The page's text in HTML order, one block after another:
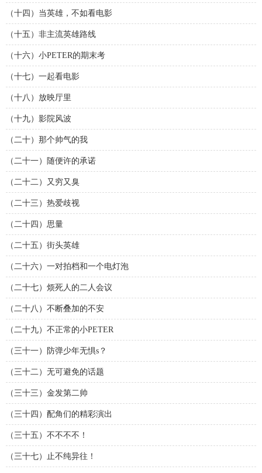
（十四）当英雄，不如看电影
（十五）非主流英雄路线
（十六）小PETER的期末考
（十七）一起看电影
（十八）放映厅里
（十九）影院风波
（二十）那个帅气的我
（二十一）随便许的承诺
（二十二）又穷又臭
（二十三）热爱歧视
（二十四）思量
（二十五）街头英雄
（二十六）一对拍档和一个电灯泡
（二十七）烦死人的二人会议
（二十八）不断叠加的不安
（二十九）不正常的小PETER
（三十一）防弹少年无惧s？
（三十二）无可避免的话题
（三十三）金发第二帅
（三十四）配角们的精彩演出
（三十五）不不不不！
（三十七）止不纯异往！